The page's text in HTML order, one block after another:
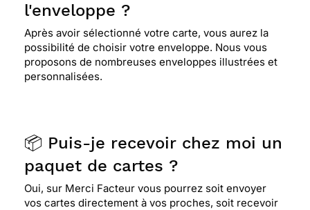
l'enveloppe ?
Après avoir sélectionné votre carte, vous aurez la
possibilité de choisir votre enveloppe. Nous vous
proposons de nombreuses enveloppes illustrées et
personnalisées.
📦 Puis-je recevoir chez moi un
paquet de cartes ?
Oui, sur Merci Facteur vous pourrez soit envoyer
vos cartes directement à vos proches, soit recevoir